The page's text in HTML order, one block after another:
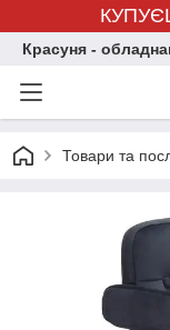
Красуня -
Товари та